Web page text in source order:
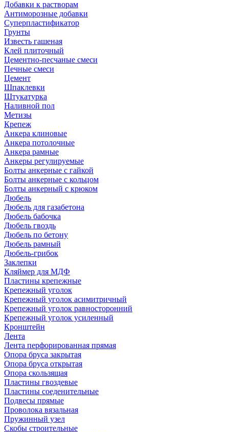
Добавки к растворам
Антиморозные добавки
Суперпластификатор
Грунты
Известь гашеная
Клей плиточный
Цементно-песчаные смеси
Печные смеси
Цемент
Шпаклевки
Штукатурка
Наливной пол
Метизы
Крепеж
Анкера клиновые
Анкера потолочные
Анкера рамные
Анкеры регулируемые
Болты анкерные с гайкой
Болты анкерные с кольцом
Болты анкерный с крюком
Дюбель
Дюбель для газабетона
Дюбель бабочка
Дюбель гвоздь
Дюбель по бетону
Дюбель рамный
Дюбель-грибок
Заклепки
Кляймер для МДФ
Пластины крепежные
Крепежный уголок
Крепежный уголок асимитричный
Крепежный уголок равносторонний
Крепежный уголок усиленный
Кронштейн
Лента
Лента перфорированная прямая
Опора бруса закрытая
Опора бруса открытая
Опора скользящая
Пластины гвоздевые
Пластины соеденительные
Подвесы прямые
Проволока вязальная
Пружинный узел
Скобы строительные